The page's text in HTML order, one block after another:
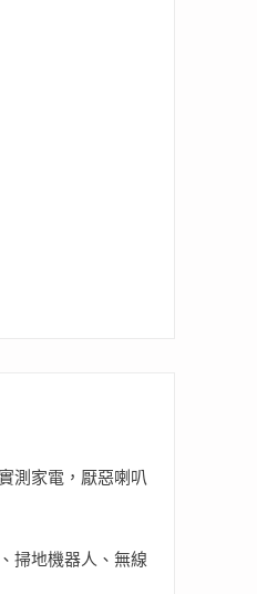
測家電，厭惡喇叭
掃地機器人、無線